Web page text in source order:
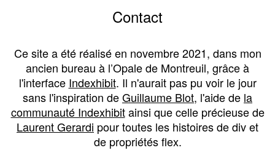
Contact
Ce site a été réalisé en novembre 2021, dans mon
ancien bureau à l’Opale de Montreuil, grâce à
l'interface Indexhibit. Il n'aurait pas pu voir le jour
sans l'inspiration deGuillaume Blot, l'aide de la
communauté Indexhibitainsi que celle précieuse de
Laurent Gerardi pour toutes les histoires de div et
de propriétés flex.